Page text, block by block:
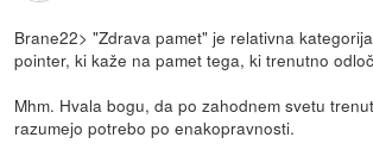
Brane22> "Zdrava pamet" je relativna
pointer, ki kaže na pamet tega, ki trenutno
Mhm. Hvala bogu, da po zahodnem svetu
razumejo potrebo po enakopravnosti.